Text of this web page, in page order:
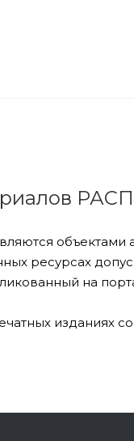
ресурсах
на
изданиях